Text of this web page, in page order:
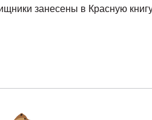
занесены в Красную